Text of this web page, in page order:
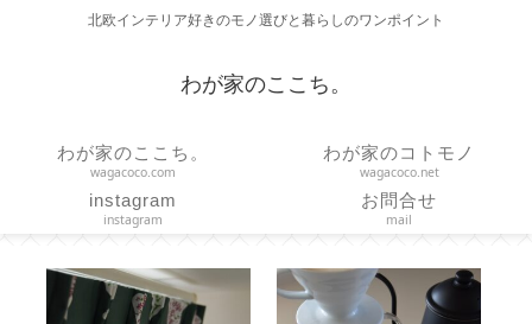
北欧インテリア好きのモノ選びと暮らしのワンポイント
わが家のここち。
わが家のここち。
wagacoco.com
わが家のコトモノ
wagacoco.net
instagram
instagram
お問合せ
mail